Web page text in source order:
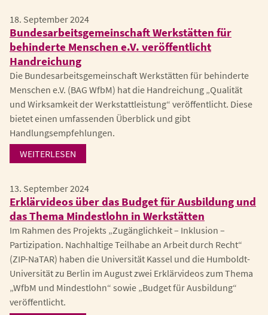
18. September 2024
Bundesarbeitsgemeinschaft Werkstätten für
behinderte Menschen e.V. veröffentlicht
Handreichung
Die Bundesarbeitsgemeinschaft Werkstätten für behinderte
Menschen e.V. (BAG WfbM) hat die Handreichung „Qualität
und Wirksamkeit der Werkstattleistung“ veröffentlicht. Diese
bietet einen umfassenden Überblick und gibt
Handlungsempfehlungen.
WEITERLESEN
13. September 2024
Erklärvideos über das Budget für Ausbildung und
das Thema Mindestlohn in Werkstätten
Im Rahmen des Projekts „Zugänglichkeit – Inklusion –
Partizipation. Nachhaltige Teilhabe an Arbeit durch Recht“
(ZIP-NaTAR) haben die Universität Kassel und die Humboldt-
Universität zu Berlin im August zwei Erklärvideos zum Thema
„WfbM und Mindestlohn“ sowie „Budget für Ausbildung“
veröffentlicht.